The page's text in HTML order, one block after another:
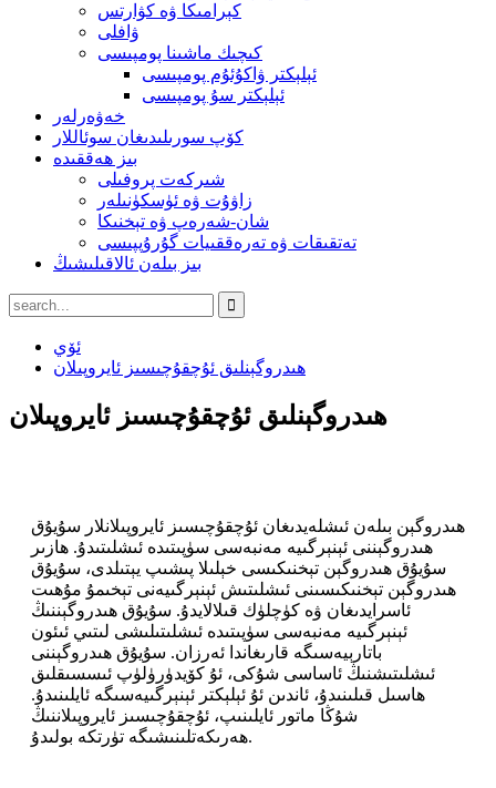
كېرامىكا ۋە كۋارتس
ۋافلى
كىچىك ماشىنا پومپىسى
ئېلېكتر ۋاكۇئۇم پومپىسى
ئېلېكتر سۇ پومپىسى
خەۋەرلەر
كۆپ سورىلىدىغان سوئاللار
بىز ھەققىدە
شىركەت پروفىلى
زاۋۇت ۋە ئۈسكۈنىلەر
شان-شەرەپ ۋە تېخنىكا
تەتقىقات ۋە تەرەققىيات گۇرۇپپىسى
بىز بىلەن ئالاقىلىشىڭ
ئۆي
ھىدروگېنلىق ئۇچقۇچىسىز ئايروپىلان
ھىدروگېنلىق ئۇچقۇچىسىز ئايروپىلان
ھىدروگېن بىلەن ئىشلەيدىغان ئۇچقۇچىسىز ئايروپىلانلار سۇيۇق
ھىدروگېننى ئېنېرگىيە مەنبەسى سۈپىتىدە ئىشلىتىدۇ. ھازىر
سۇيۇق ھىدروگېن تېخنىكىسى خېلىلا پىشىپ يېتىلدى، سۇيۇق
ھىدروگېن تېخنىكىسىنى ئىشلىتىش ئېنېرگىيەنى تېخىمۇ مۇھىت
ئاسرايدىغان ۋە كۈچلۈك قىلالايدۇ. سۇيۇق ھىدروگېننىڭ
ئېنېرگىيە مەنبەسى سۈپىتىدە ئىشلىتىلىشى لىتىي ئىئون
باتارېيەسىگە قارىغاندا ئەرزان. سۇيۇق ھىدروگېننى
ئىشلىتىشنىڭ ئاساسى شۇكى، ئۇ كۆيدۈرۈلۈپ ئىسسىقلىق
ھاسىل قىلىنىدۇ، ئاندىن ئۇ ئېلېكتر ئېنېرگىيەسىگە ئايلىنىدۇ.
شۇڭا ماتور ئايلىنىپ، ئۇچقۇچىسىز ئايروپىلاننىڭ
ھەرىكەتلىنىشىگە تۈرتكە بولىدۇ.